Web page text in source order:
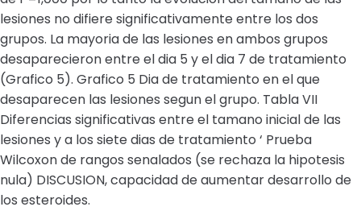
lesiones no difiere significativamente entre los dos
grupos. La mayoria de las lesiones en ambos grupos
desaparecieron entre el dia 5 y el dia 7 de tratamiento
(Grafico 5). Grafico 5 Dia de tratamiento en el que
desaparecen las lesiones segun el grupo. Tabla VII
Diferencias significativas entre el tamano inicial de las
lesiones y a los siete dias de tratamiento ‘ Prueba
Wilcoxon de rangos senalados (se rechaza la hipotesis
nula) DISCUSION, capacidad de aumentar desarrollo de
los esteroides.